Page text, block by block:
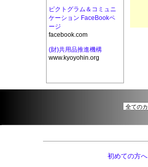
ピクトグラム＆コミュニ
ケーション FaceBookペ
ージ
facebook.com
(財)共用品推進機構
www.kyoyohin.org
初めての方へ